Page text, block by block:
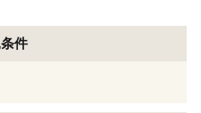
件